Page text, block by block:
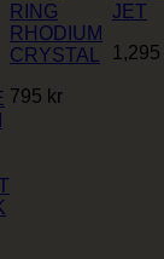
RING
RHODIUM
CRYSTAL
795 kr
JET
1,295